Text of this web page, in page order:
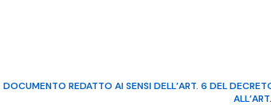
DOCUMENTO REDATTO AI SENSI DELL’ART. 6 DEL